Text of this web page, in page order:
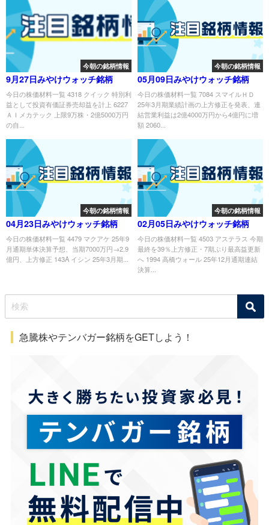
今朝の銘柄情報
9月27日みやけウォッチ銘柄
今日の株価材料一覧 4318 クイック 特別利
益として投資有価証券売却益を計上 6227
ＡＩメカテック 上限9万株・2億5000万円
の自...
今朝の銘柄情報
05月09日みやけウォッチ銘柄
今日の株価材料一覧 7084 スマイルＨＤ
25年3月期業績計画の上方修正を発表、連
結営業利益は2億4000万円から4億円に増
額 2060...
今朝の銘柄情報
04月23日みやけウォッチ銘柄
今日の株価材料一覧 4479 マクアケ 25年9
月通期単体決算予想、当期7000万円→2.9
億円、上方修正 143A イシン 25年3月期...
今朝の銘柄情報
02月05日みやけウォッチ銘柄
今日の株価材料一覧 4503 アステラス 今期
最終を39％上方修正・7期ぶり最高益更新
へ 1994 高橋ウォール 25年12月通期連結
決算...
急騰株やテンバガー銘柄をGETしよう！